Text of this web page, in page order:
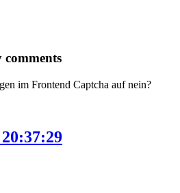
comments
im Frontend Captcha auf nein?